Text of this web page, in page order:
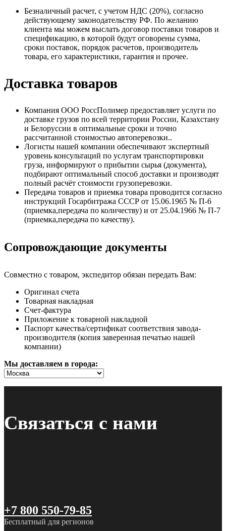
Безналичный расчет, с учетом НДС (20%), согласно
действующему законодательству РФ. По желанию
клиента мы можем выслать договор поставки товаров и
спецификацию, в которой будут оговорены сумма,
сроки поставок, порядок расчетов, производитель
товара, его характеристики, гарантия и прочее.
Доставка товаров
Компания ООО РоссПолимер предоставляет услуги по
доставке грузов по всей территории России, Казахстану
и Белоруссии в оптимальные сроки и точно
рассчитанной стоимостью автоперевозки..
Логисты нашей компании обеспечивают экспертный
уровень консультаций по услугам транспортировки
груза, информируют о прибытии сырья (документа),
подбирают оптимальный способ доставки и производят
полный расчёт стоимости грузоперевозки.
Передача товаров и приемка товара проводится согласно
инструкций Госарбитража СССР от 15.06.1965 № П-6
(приемка,передача по количеству) и от 25.04.1966 № П-7
(приемка,передача по качеству).
Сопровождающие документы
Совместно с товаром, экспедитор обязан передать Вам:
Оригинал счета
Товарная накладная
Счет-фактура
Приложение к товарной накладной
Паспорт качества/сертификат соответствия завода-
производителя (копия заверенная печатью нашей
компании)
Мы доставляем в города:
Связаться с нами
+7 800 550-79-85
Бесплатный для регионов